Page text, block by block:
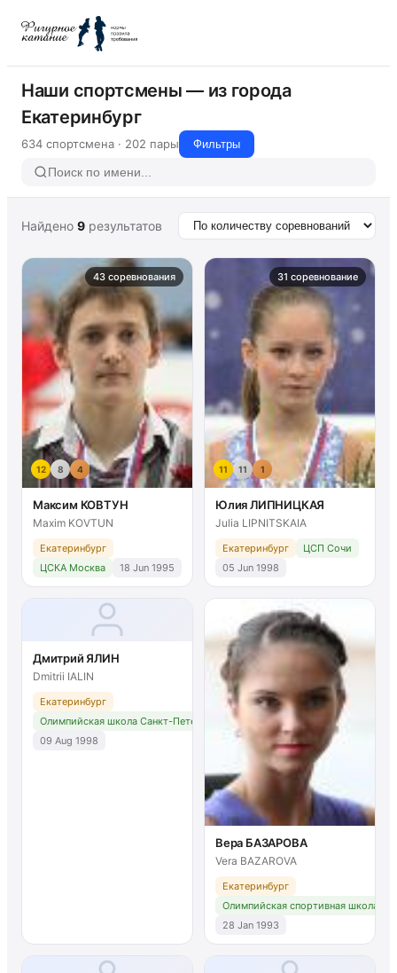
Наши спортсмены — из города
Екатеринбург
634 спортсмена · 202 пары Фильтры
Найдено 9 результатов
43 соревнования
12 8 4
Максим КОВТУН
Maxim KOVTUN
Екатеринбург
ЦСКА Москва
18 Jun 1995
31 соревнование
11 11 1
Юлия ЛИПНИЦКАЯ
Julia LIPNITSKAIA
Екатеринбург
ЦСП Сочи
05 Jun 1998
Дмитрий ЯЛИН
Dmitrii IALIN
Екатеринбург
Олимпийская школа Санкт-Петербург
09 Aug 1998
Вера БАЗАРОВА
Vera BAZAROVA
Екатеринбург
Олимпийская спортивная школа №
28 Jan 1993